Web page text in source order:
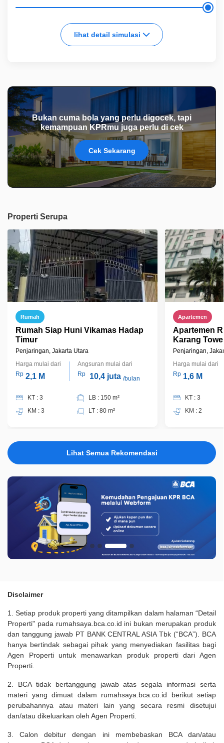
lihat detail simulasi
Bukan cuma bola yang perlu digocek, tapi
kemampuan KPRmu juga perlu di cek
Cek Sekarang
Properti Serupa
Rumah
Rumah Siap Huni Vikamas Hadap
Timur
Penjaringan, Jakarta Utara
Harga mulai dari
Rp 2,1 M
Angsuran mulai dari
Rp
10,4 juta /bulan
KT : 3
KM : 3
LB : 150 m²
LT : 80 m²
Apartemen
Apartemen
Karang
Full
Penjaringan,
Harga mulai dari
Rp 1,6 M
KT : 3
KM : 2
Lihat Semua Rekomendasi
Disclaimer
1. Setiap produk properti yang ditampilkan dalam halaman “Detail
Properti" pada rumahsaya.bca.co.id ini bukan merupakan produk
dan tanggung jawab PT BANK CENTRAL ASIA Tbk (“BCA”). BCA
hanya bertindak sebagai pihak yang menyediakan fasilitas bagi
Agen Properti untuk menawarkan produk properti dari Agen
Properti.
2. BCA tidak bertanggung jawab atas segala informasi serta
materi yang dimuat dalam rumahsaya.bca.co.id berikut setiap
perubahannya atau materi lain yang secara resmi disetujui
dan/atau dikeluarkan oleh Agen Properti.
3. Calon debitur dengan ini membebaskan BCA dan/atau